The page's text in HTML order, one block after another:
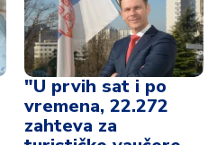
"U prvih sat i po
vremena, 22.272
zahteva za